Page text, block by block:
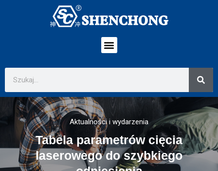
Aktualności i wydarzenia
Tabela parametrów cięcia
laserowego do szybkiego